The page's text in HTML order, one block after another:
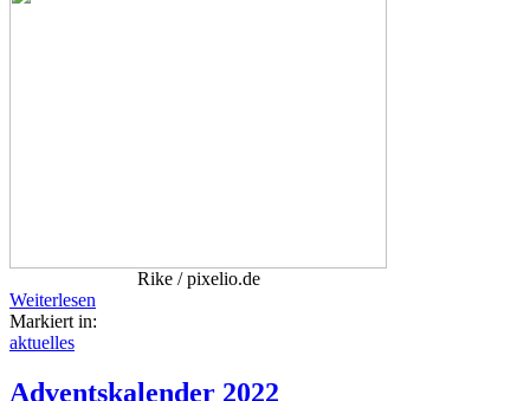
Rike / pixelio.de
Weiterlesen
Markiert in:
aktuelles
Adventskalender 2022